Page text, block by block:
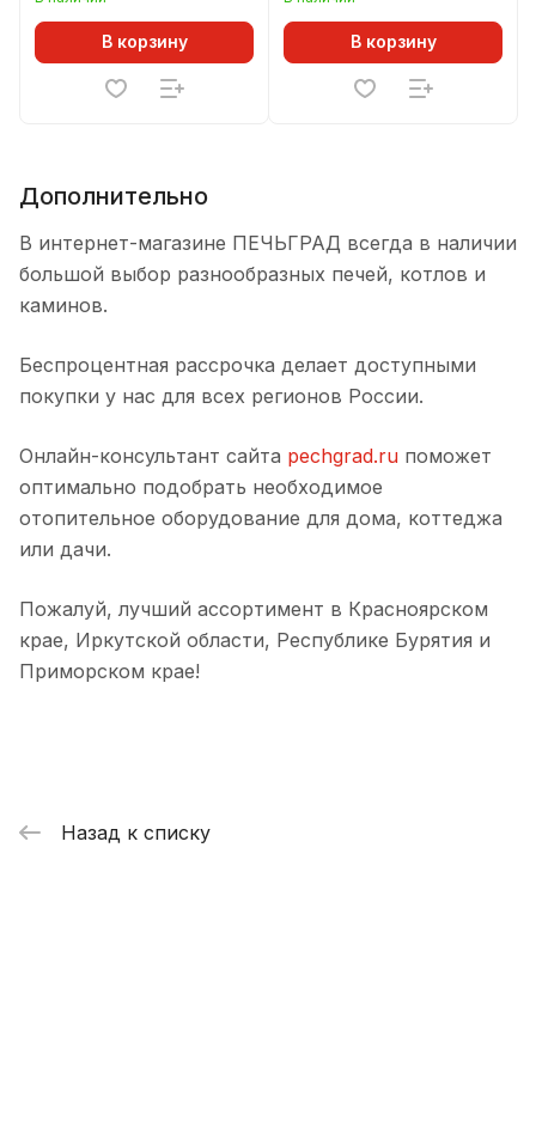
В корзину В корзину
Дополнительно
В интернет-магазине ПЕЧЬГРАД всегда в наличии
большой выбор разнообразных печей, котлов и
каминов.
Беспроцентная рассрочка делает доступными
покупки у нас для всех регионов России.
Онлайн-консультант сайта pechgrad.ru поможет
оптимально подобрать необходимое
отопительное оборудование для дома, коттеджа
или дачи.
Пожалуй, лучший ассортимент в Красноярском
крае, Иркутской области, Республике Бурятия и
Приморском крае!
Назад к списку